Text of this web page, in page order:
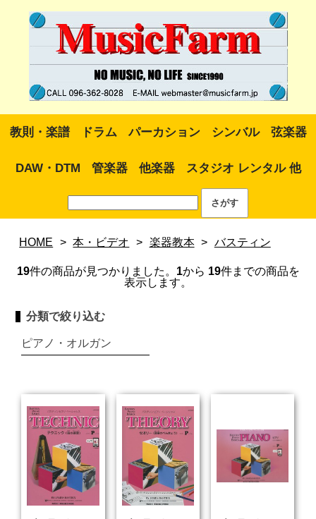
教則・楽譜 ドラム パーカション シンバル 弦楽器
DAW・DTM 管楽器 他楽器 スタジオ レンタル 他
HOME > 本・ビデオ > 楽器教本 > バスティン
19件の商品が見つかりました。 1から 19件までの商品を
表示します。
分類で絞り込む
ピアノ・オルガン